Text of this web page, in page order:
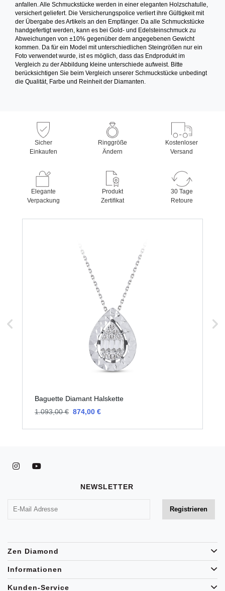
anfallen. Alle Schmuckstücke werden in einer eleganten Holzschatulle,
versichert geliefert. Die Versicherungspolice verliert ihre Gültigkeit mit
der Übergabe des Artikels an den Empfänger. Da alle Schmuckstücke
handgefertigt werden, kann es bei Gold- und Edelsteinschmuck zu
Abweichungen von ±10% gegenüber dem angegebenen Gewicht
kommen. Da für ein Model mit unterschiedlichen Steingrößen nur ein
Foto verwendet wurde, ist es möglich, dass das Endprodukt im
Vergleich zu der Abbildung kleine unterschiede aufweist. Bitte
berücksichtigen Sie beim Vergleich unserer Schmuckstücke unbedingt
die Qualität, Farbe und Reinheit der Diamanten.
Sicher
Einkaufen
Ringgröße
Ändern
Kostenloser
Versand
Elegante
Verpackung
Produkt
Zertifikat
30 Tage
Retoure
Baguette Diamant Halskette
874,00 €
1.093,00 €
NEWSLETTER
Zen Diamond
Informationen
Kunden-Service